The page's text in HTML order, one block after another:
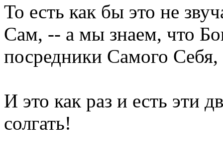
То есть как бы это не
Сам, -- а мы знаем, что
посредники Самого
И это как раз и есть эти
солгать!